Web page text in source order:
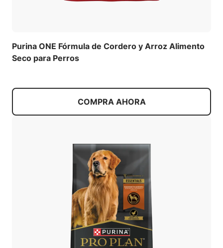
Purina ONE Fórmula de Cordero y Arroz Alimento
Seco para Perros
COMPRA AHORA